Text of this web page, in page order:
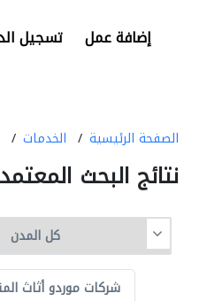
تسجيل إضافة عمل
الصفحة الرئيسية الخدمات
نتائج البحث
شركات موردو أثاث